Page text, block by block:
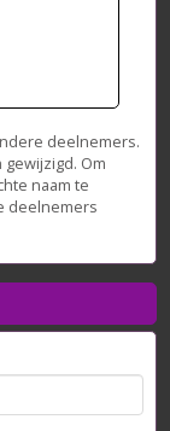
deelnemers.
Om
naam te
deelnemers